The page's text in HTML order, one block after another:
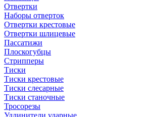
Отвертки
Наборы отверток
Отвертки крестовые
Отвертки шлицевые
Пассатижи
Плоскогубцы
Стрипперы
Тиски
Тиски крестовые
Тиски слесарные
Тиски станочные
Тросорезы
Удлинители ударные